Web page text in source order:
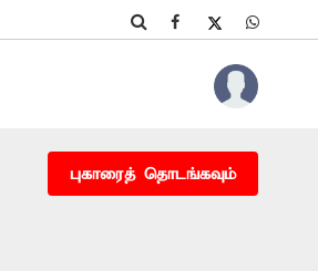
புகாரைத் தொடங்கவும்